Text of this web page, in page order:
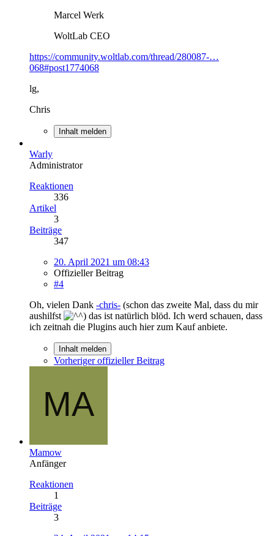
Marcel Werk
WoltLab CEO
https://community.woltlab.com/thread/280087-…
068#post1774068
lg,
Chris
Inhalt melden
Warly
Administrator
Reaktionen
336
Artikel
3
Beiträge
347
20. April 2021 um 08:43
Offizieller Beitrag
#4
Oh, vielen Dank -chris- (schon das zweite Mal, dass du mir
aushilfst
) das ist natürlich blöd. Ich werd schauen, dass
ich zeitnah die Plugins auch hier zum Kauf anbiete.
Inhalt melden
Vorheriger offizieller Beitrag
Mamow
Anfänger
Reaktionen
1
Beiträge
3